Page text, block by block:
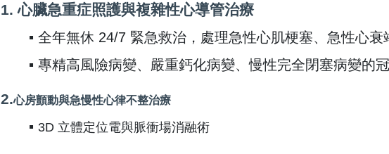
1.心臟急重症照護與複雜性心導管治療
▪ 全年無休 24/7 緊急救治，處理急性心肌梗塞、急性心
▪ 專精高風險病變、嚴重鈣化病變、慢性完全閉塞病變的
​2.心房顫動與急慢性心律不整治療
▪ 3D 立體定位電與脈衝場消融術